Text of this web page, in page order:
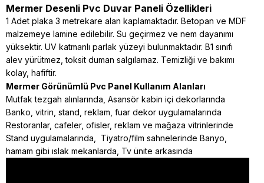
Mermer Desenli Pvc Duvar Paneli Özellikleri
1 Adet plaka 3 metrekare alan kaplamaktadır. Betopan ve MDF
malzemeye lamine edilebilir. Su geçirmez ve nem dayanımı
yüksektir. UV katmanlı parlak yüzeyi bulunmaktadır. B1 sınıfı
alev yürütmez, toksit duman salgılamaz. Temizliği ve bakımı
kolay, hafiftir.
Mermer Görünümlü Pvc Panel Kullanım Alanları
Mutfak tezgah alınlarında, Asansör kabin içi dekorlarında
Banko, vitrin, stand, reklam, fuar dekor uygulamalarında
Restoranlar, cafeler, ofisler, reklam ve mağaza vitrinlerinde
Stand uygulamalarında, Tiyatro/film sahnelerinde Banyo,
hamam gibi ıslak mekanlarda, Tv ünite arkasında